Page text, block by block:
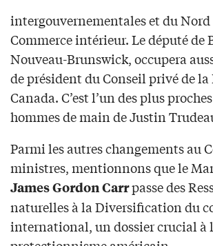
intergouvernementales et du Nord
Commerce intérieur. Le député de
Nouveau-Brunswick, occupera
de président du Conseil privé de
Canada. C’est l’un des plus
hommes de main de Justin
Parmi les autres changements au
ministres, mentionnons que le
James Gordon Carrpasse des
naturelles à la Diversification du
international, un dossier crucial à